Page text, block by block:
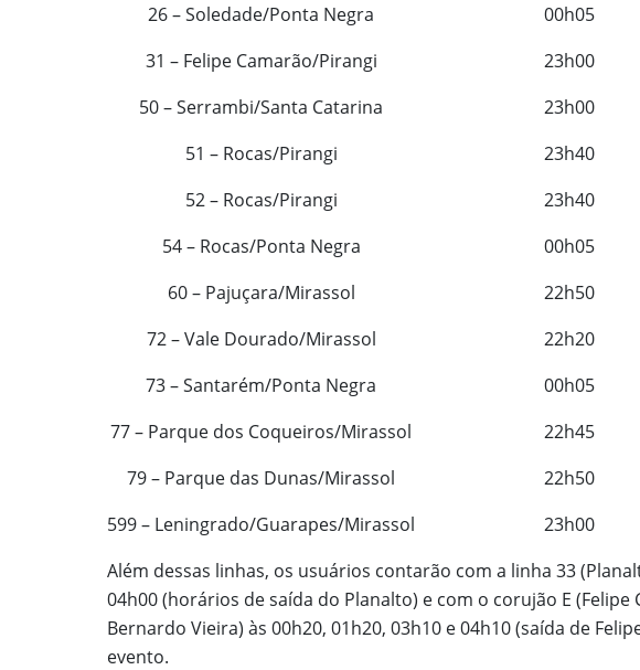
26 – Soledade/Ponta Negra
00h05
31 – Felipe Camarão/Pirangi
23h00
50 – Serrambi/Santa Catarina
23h00
51 – Rocas/Pirangi
23h40
52 – Rocas/Pirangi
23h40
54 – Rocas/Ponta Negra
00h05
60 – Pajuçara/Mirassol
22h50
72 – Vale Dourado/Mirassol
22h20
73 – Santarém/Ponta Negra
00h05
77 – Parque dos Coqueiros/Mirassol
22h45
79 – Parque das Dunas/Mirassol
22h50
599 – Leningrado/Guarapes/Mirassol
23h00
Além dessas linhas, os usuários contarão com a linha 33
04h00 (horários de saída do Planalto) e com o corujão E (Felipe
Bernardo Vieira) às 00h20, 01h20, 03h10 e 04h10 (saída de
evento.